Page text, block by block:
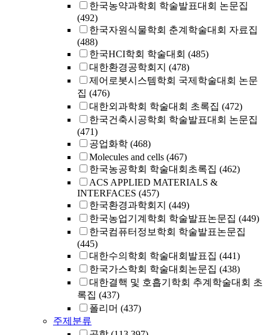
한국농약과학회 학술발표대회 논문집
(492)
한국자원식물학회 춘계학술대회 자료집
(488)
한국HCI학회 학술대회 (485)
대한환경공학회지 (478)
제어로봇시스템학회 국제학술대회 논문
집 (476)
대한외과학회 학술대회 초록집 (472)
한국건축시공학회 학술발표대회 논문집
(471)
공업화학 (468)
Molecules and cells (467)
한국농공학회 학술대회초록집 (462)
ACS APPLIED MATERIALS &
INTERFACES (457)
한국환경과학회지 (449)
한국농업기계학회 학술발표논문집 (449)
한국컴퓨터정보학회 학술발표논문집
(445)
대한수의학회 학술대회발표집 (441)
한국가스학회 학술대회논문집 (438)
대한결핵 및 호흡기학회 추계학술대회 초
록집 (437)
폴리머 (437)
주제분류